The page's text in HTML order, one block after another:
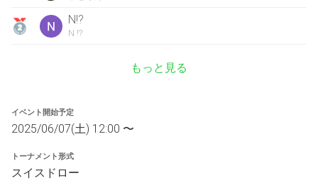
N!?
N !?
もっと見る
イベント開始予定
2025/06/07(土) 12:00 〜
トーナメント形式
スイスドロー